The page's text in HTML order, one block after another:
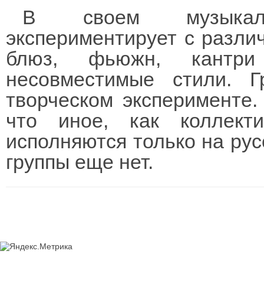
В своем
экспериментирует с
блюз, фьюжн,
несовместимые стили.
творческом
что иное, как
исполняются только на
группы еще нет.